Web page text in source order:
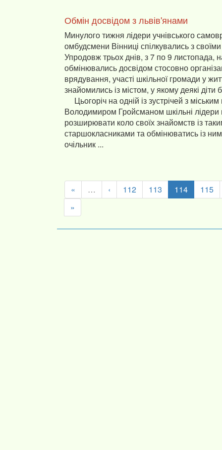
Обмін досвідом з львів'янами
Минулого тижня лідери учнівського
омбудсмени Вінниці спілкувались з
Упродовж трьох днів, з 7 по 9 листопада,
обмінювались досвідом стосовно
врядування, участі шкільної громади у
знайомились із містом, у якому деякі
Цьогоріч на одній із зустрічей з
Володимиром Гройсманом шкільні
розширювати коло своїх знайомств із
старшокласниками та обмінюватись із
очільник ...
« … ‹ 112 113 114
115
»